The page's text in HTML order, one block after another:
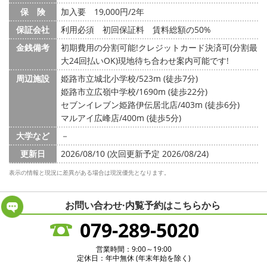
保 険
加入要 19,000円/2年
保証会社
利用必須 初回保証料 賃料総額の50%
金銭備考
初期費用の分割可能!クレジットカード決済可(分割最
大24回払いOK)現地待ち合わせ案内可能です!
周辺施設
姫路市立城北小学校/523m (徒歩7分)
姫路市立広嶺中学校/1690m (徒歩22分)
セブンイレブン姫路伊伝居北店/403m (徒歩6分)
マルアイ広峰店/400m (徒歩5分)
大学など
－
更新日
2026/08/10 (次回更新予定 2026/08/24)
表示の情報と現況に差異がある場合は現況優先となります。
お問い合わせ·内覧予約はこちらから
079-289-5020
営業時間：9:00～19:00
定休日：年中無休 (年末年始を除く)